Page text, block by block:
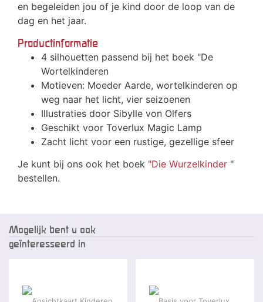
en begeleiden jou of je kind door de loop van de
dag en het jaar.
Productinformatie
4 silhouetten passend bij het boek "De
Wortelkinderen
Motieven: Moeder Aarde, wortelkinderen op
weg naar het licht, vier seizoenen
Illustraties door Sibylle von Olfers
Geschikt voor Toverlux Magic Lamp
Zacht licht voor een rustige, gezellige sfeer
Je kunt bij ons ook het boek "Die Wurzelkinder "
bestellen.
Mogelijk bent u ook
geïnteresseerd in